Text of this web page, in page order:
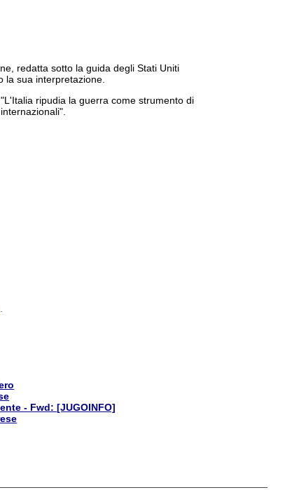
redatta sotto la guida degli Stati Uniti
la sua interpretazione.
L'Italia ripudia la guerra come strumento di
.
- Fwd: [JUGOINFO]